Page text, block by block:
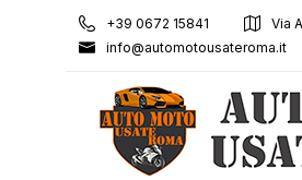
+39 0672 15841
Via
info@automotousateroma.it